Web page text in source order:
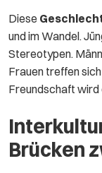
Diese
und im Wandel.
Stereotypen.
Frauen treffen
Freundschaft wird
Brücken